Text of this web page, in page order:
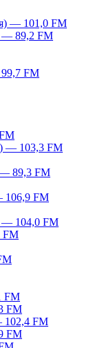
— 101,0 FM
— 89,2 FM
FM
— 103,3 FM
89,3 FM
106,9 FM
— 104,0 FM
FM
FM
FM
102,4 FM
FM